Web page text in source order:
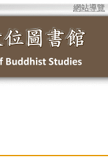
網站導覽